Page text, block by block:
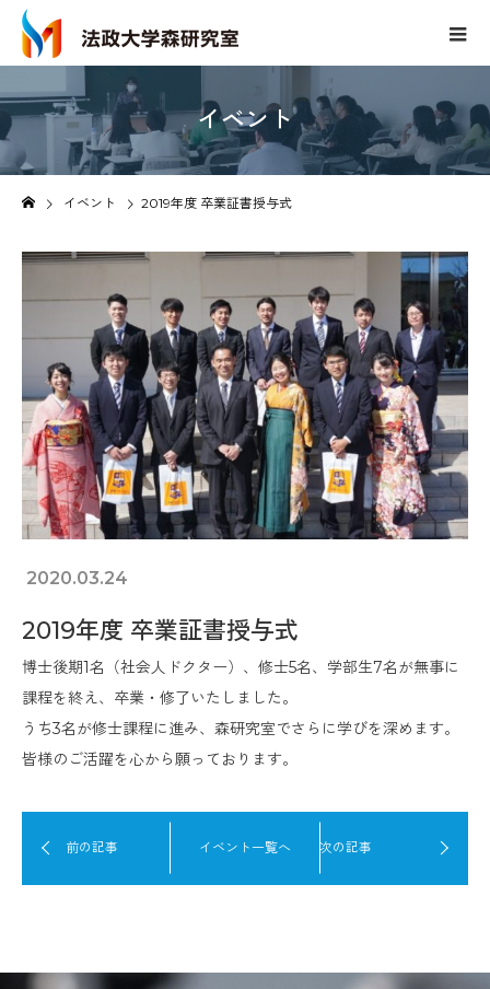
イベント
イベント 2019年度 卒業証書授与式
2020.03.24
2019年度 卒業証書授与式
博士後期1名（社会人ドクター）、修士5名、学部生7名が無事に
課程を終え、卒業・修了いたしました。
うち3名が修士課程に進み、森研究室でさらに学びを深めます。
皆様のご活躍を心から願っております。
前の記事 イベント一覧へ 次の記事